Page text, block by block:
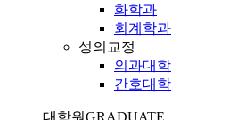
화학과
회계학과
성의교정
의과대학
간호대학
대학원GRADUATE